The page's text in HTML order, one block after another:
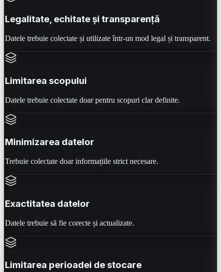
Legalitate, echitate și transparență
Datele trebuie colectate și utilizate într-un mod legal și transparent.
Limitarea scopului
Datele trebuie colectate doar pentru scopuri clar definite.
Minimizarea datelor
Trebuie colectate doar informațiile strict necesare.
Exactitatea datelor
Datele trebuie să fie corecte și actualizate.
Limitarea perioadei de stocare